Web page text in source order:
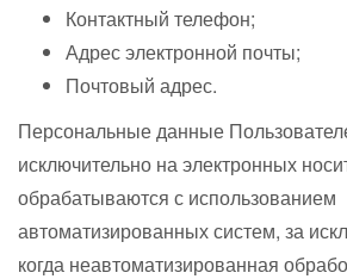
Контактный телефон;
Адрес электронной почты;
Почтовый адрес.
Персональные данные
исключительно на электронных
обрабатываются с использованием
автоматизированных систем, за
когда неавтоматизированная